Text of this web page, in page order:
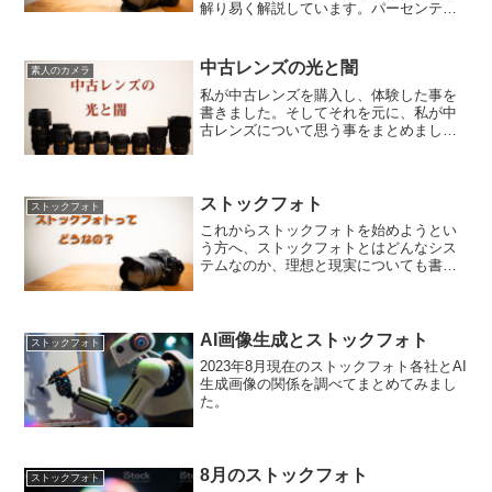
解り易く解説しています。パーセンテー
す。
素人のカメラ 中古レンズの光と闇
私が中古レンズを購入し、体験した事を
書きました。そしてそれを元に、私が中
古レンズについて思う事をまとめまし
ストックフォト ストックフォト
これからストックフォトを始めようとい
う方へ、ストックフォトとはどんなシス
テムなのか、理想と現実についても書い
ストックフォト AI画像生成とストックフォト
2023年8月現在のストックフォト各社とAI
生成画像の関係を調べてまとめてみまし
た。
ストックフォト 8月のストックフォト